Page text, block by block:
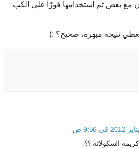
مع بعض ثم استخدامها فورًا على الكب
نتيجة مبهرة، صحيح؟ :)
الشكولاته ؟؟